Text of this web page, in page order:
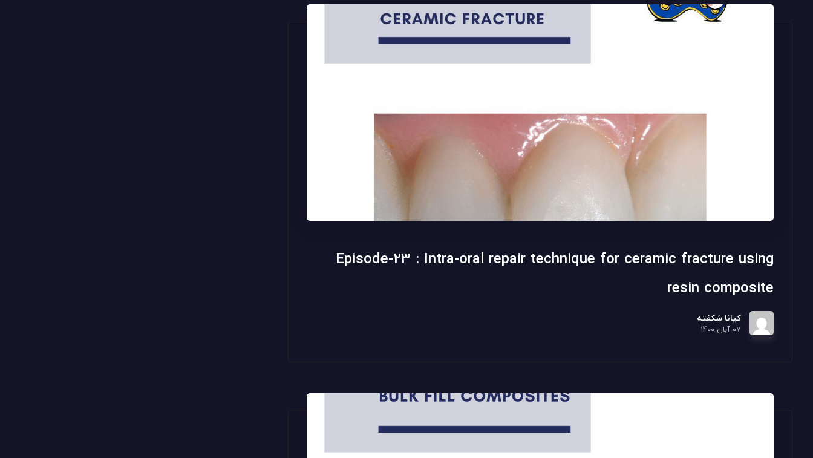
Episode-23 : Intra-oral repair technique for ceramic fracture using
resin composite
کیانا شکفته
۰۷ آبان ۱۴۰۰